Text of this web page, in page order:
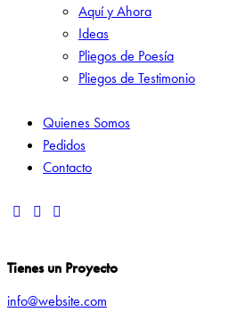
Aquí y Ahora
Ideas
Pliegos de Poesía
Pliegos de Testimonio
Quienes Somos
Pedidos
Contacto
Tienes un Proyecto
info@website.com